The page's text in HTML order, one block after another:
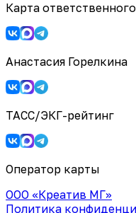
Карта
Анастасия Горелкина
ТАСС/ЭКГ-рейтинг
Оператор карты
ООО «Креатив МГ»
Политика